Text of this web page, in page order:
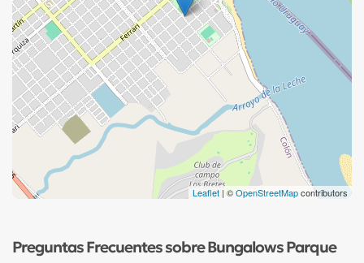
Leaflet | ©OpenStreetMapcontributors
Preguntas Frecuentes sobre Bungalows Parque